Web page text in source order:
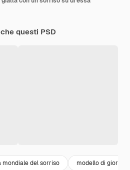
questi PSD
del sorriso modello di